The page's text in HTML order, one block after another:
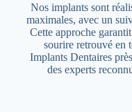
Nos implants sont
maximales, avec un
Cette approche
sourire retrouvé en
Implants Dentaires
des experts